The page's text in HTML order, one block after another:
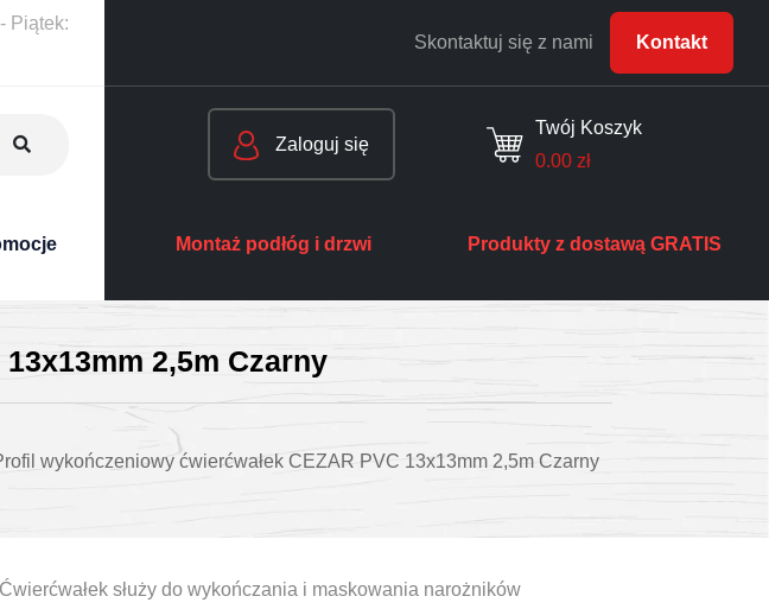
Piątek:
Skontaktuj się z nami Kontakt
Zaloguj się
Twój Koszyk
0.00 zł
Montaż podłóg i drzwi Produkty z dostawą GRATIS
2,5m Czarny
wykończeniowy ćwierćwałek CEZAR PVC 13x13mm 2,5m Czarny
Ćwierćwałek służy do wykończania i maskowania narożników